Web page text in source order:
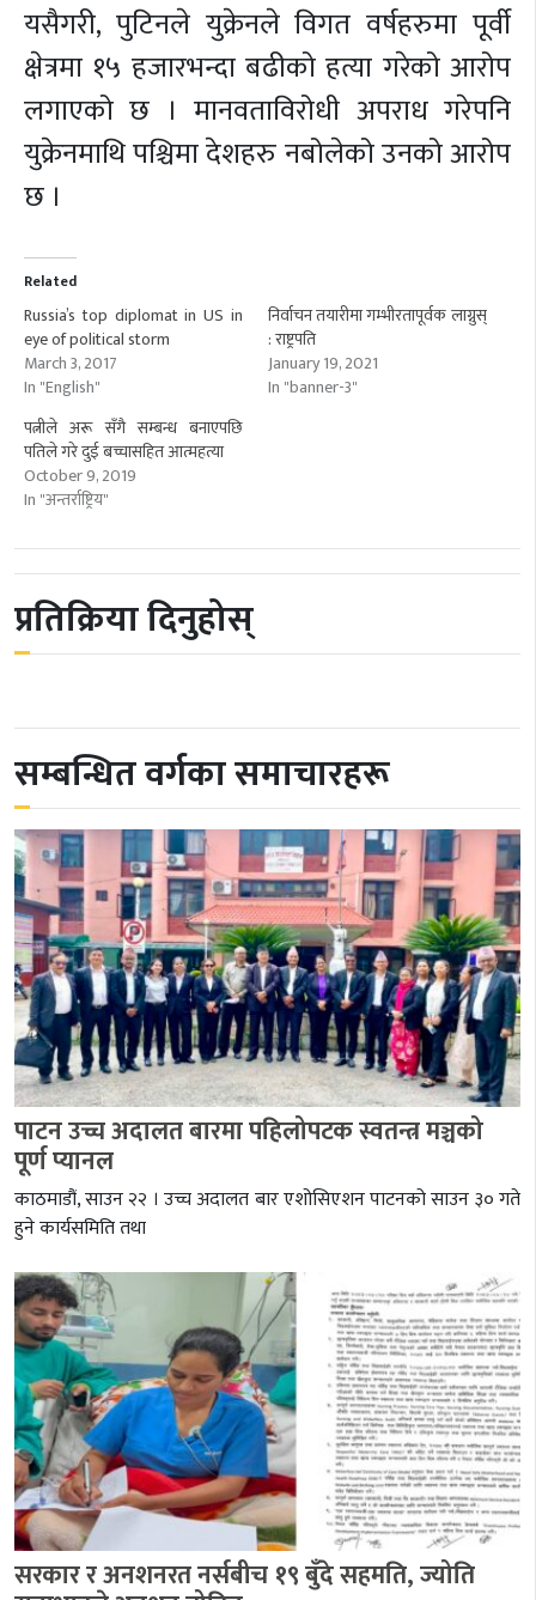
यसैगरी, पुटिनले युक्रेनले विगत वर्षहरुमा पूर्वी
क्षेत्रमा १५ हजारभन्दा बढीको हत्या गरेको आरोप
लगाएको छ । मानवताविरोधी अपराध गरेपनि
युक्रेनमाथि पश्चिमा देशहरु नबोलेको उनको आरोप
छ ।
Related
Russia’s top diplomat in US in
eye of political storm
March 3, 2017
In "English"
निर्वाचन तयारीमा गम्भीरतापूर्वक लाग्नुस्
: राष्ट्रपति
January 19, 2021
In "banner-3"
पत्नीले अरू सँगै सम्बन्ध बनाएपछि
पतिले गरे दुई बच्चासहित आत्महत्या
October 9, 2019
In "अन्तर्राष्ट्रिय"
प्रतिक्रिया दिनुहोस्
सम्बन्धित वर्गका समाचारहरू
पाटन उच्च अदालत बारमा पहिलोपटक स्वतन्त्र मञ्चको
पूर्ण प्यानल
काठमाडौं, साउन २२ । उच्च अदालत बार एशोसिएशन पाटनको साउन ३० गते
हुने कार्यसमिति तथा
सरकार र अनशनरत नर्सबीच १९ बुँदे सहमति, ज्योति